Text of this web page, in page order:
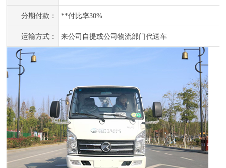
分期付款： **付比率30%
运输方式： 来公司自提或公司物流部门代送车